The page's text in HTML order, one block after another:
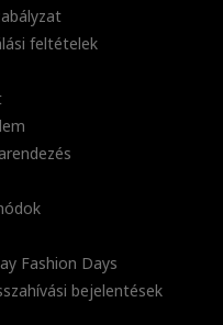
feltételek
Fashion Days
bejelentések